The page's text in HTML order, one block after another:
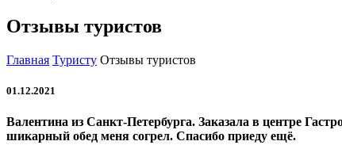
Отзывы туристов
Главная Туристу Отзывы туристов
01.12.2021
Валентина из Санкт-Петербурга. Заказала в центре
шикарный обед меня согрел. Спасибо приеду ещё.